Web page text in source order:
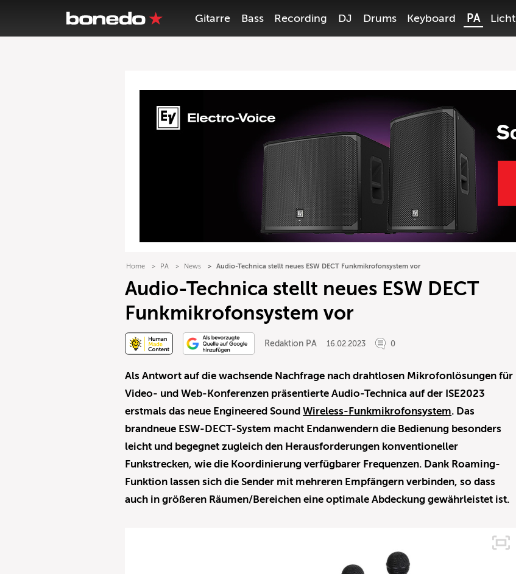
Gitarre Bass Recording DJ Drums Keyboard PA Licht
Home PA News Audio-Technica stellt neues ESW DECT Funkmikrofonsystem vor
Audio-Technica stellt neues ESW DECT
Funkmikrofonsystem vor
Redaktion PA 16.02.2023 0
Als Antwort auf die wachsende Nachfrage nach drahtlosen Mikrofonlösungen für
Video- und Web-Konferenzen präsentierte Audio-Technica auf der ISE2023
erstmals das neue Engineered SoundWireless-Funkmikrofonsystem. Das
brandneue ESW-DECT-System macht Endanwendern die Bedienung besonders
leicht und begegnet zugleich den Herausforderungen konventioneller
Funkstrecken, wie die Koordinierung verfügbarer Frequenzen. Dank Roaming-
Funktion lassen sich die Sender mit mehreren Empfängern verbinden, so dass
auch in größeren Räumen/Bereichen eine optimale Abdeckung gewährleistet ist.